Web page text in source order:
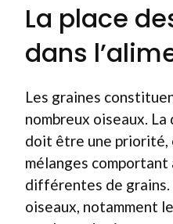
La place
dans
Les graines
nombreux oiseaux.
doit être une priorité,
mélanges
différentes de
oiseaux, notamment